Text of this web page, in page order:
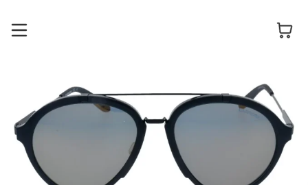
ჩარჩოები
მზის
სათვალეები